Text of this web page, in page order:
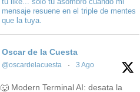
mensaje resuene en el triple de mentes
que la tuya.
Oscar de la Cuesta
@oscardelacuesta · 3 Ago
🐺 Modern Terminal AI: desata la